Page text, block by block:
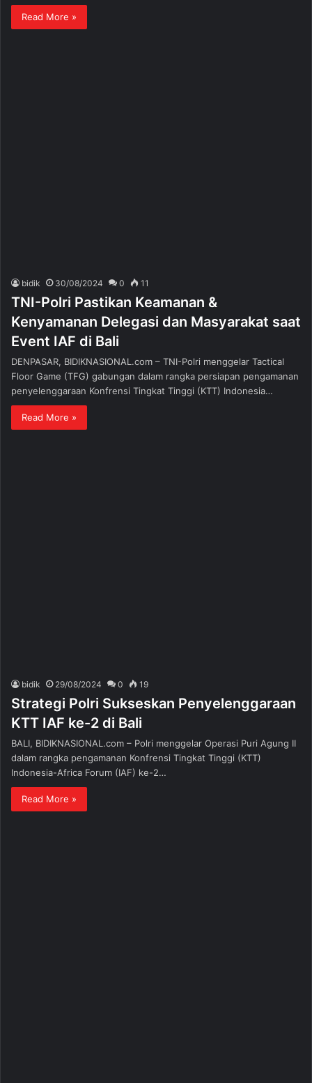
Read More »
bidik 30/08/2024 0 11
TNI-Polri Pastikan Keamanan &
Kenyamanan Delegasi dan Masyarakat saat
Event IAF di Bali
DENPASAR, BIDIKNASIONAL.com – TNI-Polri menggelar Tactical
Floor Game (TFG) gabungan dalam rangka persiapan pengamanan
penyelenggaraan Konfrensi Tingkat Tinggi (KTT) Indonesia…
Read More »
bidik 29/08/2024 0 19
Strategi Polri Sukseskan Penyelenggaraan
KTT IAF ke-2 di Bali
BALI, BIDIKNASIONAL.com – Polri menggelar Operasi Puri Agung II
dalam rangka pengamanan Konfrensi Tingkat Tinggi (KTT)
Indonesia-Africa Forum (IAF) ke-2…
Read More »